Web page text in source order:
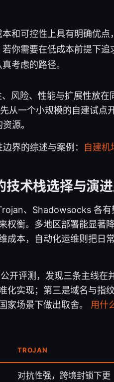
和可控性上具有明确优
你需要在低成本前提下
考虑的路径。
风险、性能与扩展性放在
从一个小规模的自建试点
源。
界的综述与案例： 自建机
术栈选择与演
、Shadowsocks 各有
权衡。多地区部署能显著
成本，自动化运维则把日
评测，发现三条主线在
化实现；第三是域名与指
家场景下做出取舍。 用什
TROJAN
对抗性强，跨境封锁下更